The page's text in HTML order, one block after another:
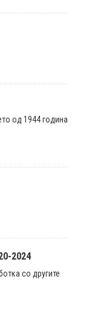
од 1944 година
2024
со другите